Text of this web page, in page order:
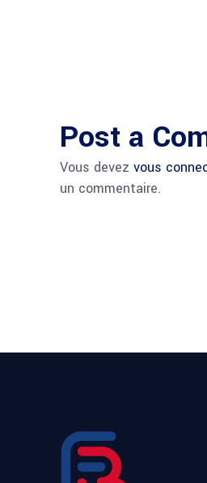
Post a
Vous devez vous
un commentaire.